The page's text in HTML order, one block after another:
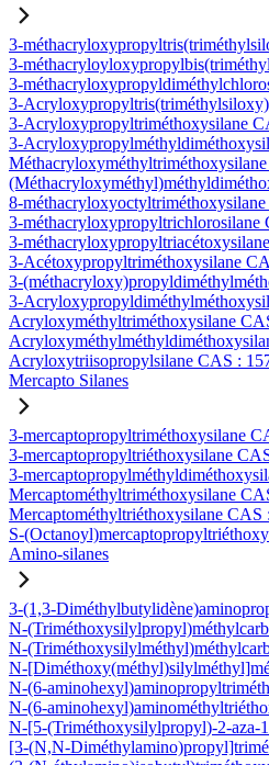
3-
3-
3-
3-
3-Acryloxypropyltriméthoxysilane
3-
8-
3-méthacryloxypropyltrichlorosilane
3-
3-Acétoxypropyltriméthoxysilane
3-
3-
Acryloxyméthyltriméthoxysilane
Acryloxytriisopropylsilane CAS :
Mercapto Silanes
3-mercaptopropyltriméthoxysilane
3-mercaptopropyltriéthoxysilane
3-
Mercaptométhyltriméthoxysilane
Mercaptométhyltriéthoxysilane CAS
S-
Amino-silanes
3-(1,3-
N-
N-
N-
N-(6-
N-(6-
N-[5-(Triméthoxysilylpropyl)-2-aza-
[3-(N,N-